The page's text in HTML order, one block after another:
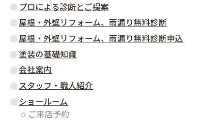
プロによる診断とご提案
屋根・外壁リフォーム、雨漏り無料診断
屋根・外壁リフォーム、雨漏り無料診断申込
塗装の基礎知識
会社案内
スタッフ・職人紹介
ショールーム
ご来店予約